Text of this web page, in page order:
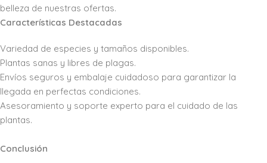
belleza de nuestras ofertas.
Características Destacadas
Variedad de especies y tamaños disponibles.
Plantas sanas y libres de plagas.
Envíos seguros y embalaje cuidadoso para garantizar la
llegada en perfectas condiciones.
Asesoramiento y soporte experto para el cuidado de las
plantas.
Conclusión